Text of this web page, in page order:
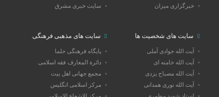
خبرگزاری میزان
سایت خبری مشرق
سایت های شخصیت ها
آیت الله جوادی آملی
آیت الله خامنه ای
آیت الله مصباح یزدی
آیت الله نوری همدانی
سایت های مذهبی فرهنگی
پایگاه فرهنگی حلما
دائرة المعارف فقه اسلامی
مجمع جهانی اهل بیت
مرکز اسلامی انگلیس